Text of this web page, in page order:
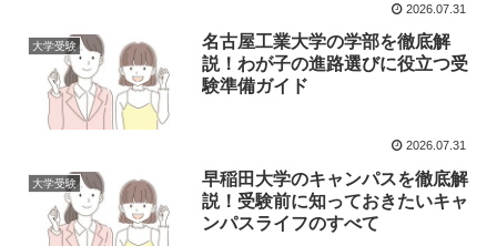
2026.07.31
大学受験
名古屋工業大学の学部を徹底解
説！わが子の進路選びに役立つ受
験準備ガイド
2026.07.31
大学受験
早稲田大学のキャンパスを徹底解
説！受験前に知っておきたいキャ
ンパスライフのすべて